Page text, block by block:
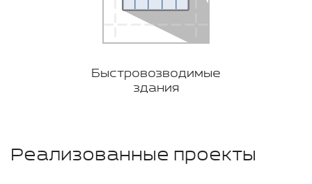
Быстровозводимые
здания
Реализованные проекты